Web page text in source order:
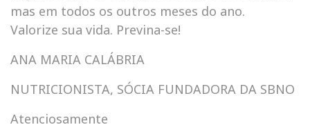
mas em todos os outros meses do ano.
Valorize sua vida. Previna-se!
ANA MARIA CALÁBRIA
NUTRICIONISTA, SÓCIA FUNDADORA DA SBNO
Atenciosamente